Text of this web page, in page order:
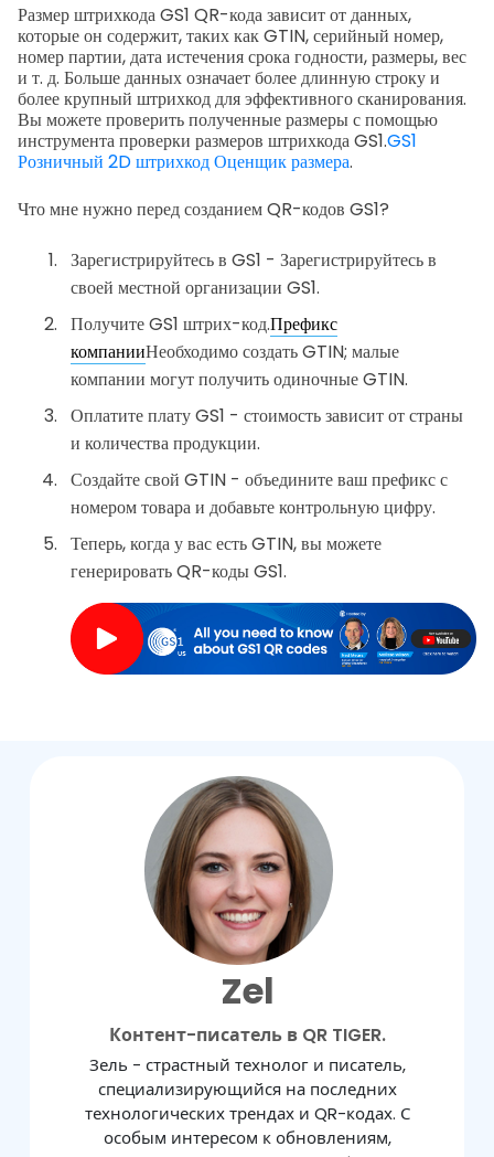
Размер штрихкода GS1 QR-кода зависит от данных,
которые он содержит, таких как GTIN, серийный номер,
номер партии, дата истечения срока годности, размеры, вес
и т. д. Больше данных означает более длинную строку и
более крупный штрихкод для эффективного сканирования.
Вы можете проверить полученные размеры с помощью
инструмента проверки размеров штрихкода GS1.GS1
Розничный 2D штрихкод Оценщик размера.
Что мне нужно перед созданием QR-кодов GS1?
Зарегистрируйтесь в GS1 - Зарегистрируйтесь в
своей местной организации GS1.
Получите GS1 штрих-код.Префикс
компанииНеобходимо создать GTIN; малые
компании могут получить одиночные GTIN.
Оплатите плату GS1 - стоимость зависит от страны
и количества продукции.
Создайте свой GTIN - объедините ваш префикс с
номером товара и добавьте контрольную цифру.
Теперь, когда у вас есть GTIN, вы можете
генерировать QR-коды GS1.
Zel
Контент-писатель в QR TIGER.
Зель - страстный технолог и писатель,
специализирующийся на последних
технологических трендах и QR-кодах. С
особым интересом к обновлениям,